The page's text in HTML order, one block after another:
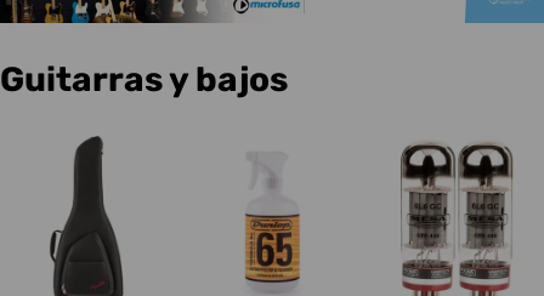
C
Guitarras y bajos